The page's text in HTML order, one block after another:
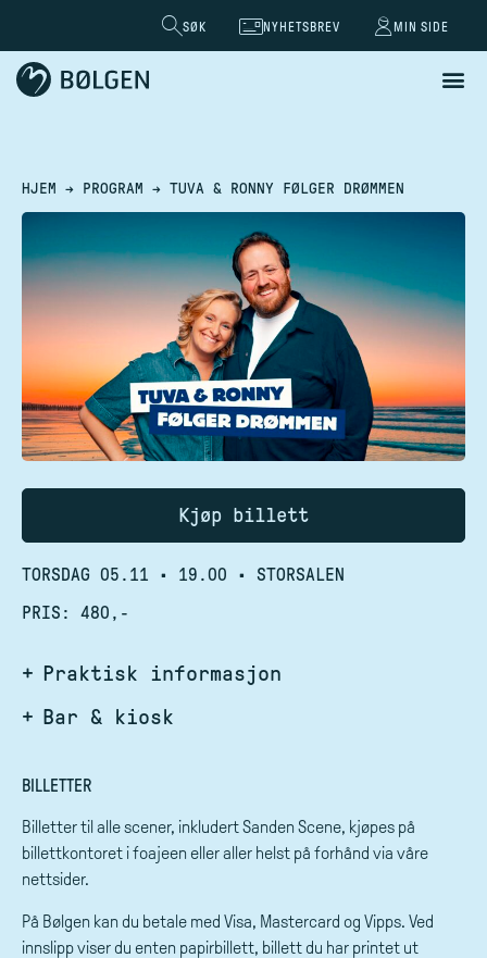
SØK NYHETSBREV MIN SIDE
HJEM → PROGRAM → TUVA & RONNY FØLGER DRØMMEN
Kjøp billett
TORSDAG 05.11 • 19.00 • STORSALEN
PRIS: 480,-
Praktisk informasjon
Bar & kiosk
BILLETTER
Billetter til alle scener, inkludert Sanden Scene, kjøpes på
billettkontoret i foajeen eller aller helst på forhånd via våre
nettsider.
På Bølgen kan du betale med Visa, Mastercard og Vipps. Ved
innslipp viser du enten papirbillett, billett du har printet ut